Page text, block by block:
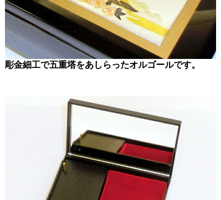
彫金細工で五重塔をあしらったオルゴールです。